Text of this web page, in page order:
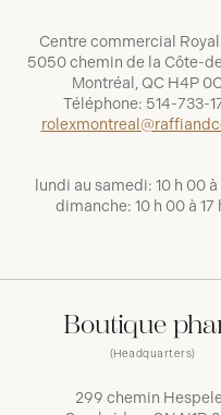
Centre commercial
5050 chemin de la Côte-
Montréal, QC H4P
Téléphone: 514-733-
lundi au samedi: 10 h 00 à
dimanche: 10 h 00 à 17
Boutique
(Headquarters)
299 chemin